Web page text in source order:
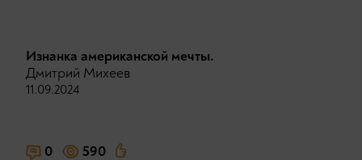
Изнанка американской мечты.
Дмитрий Михеев
11.09.2024
0 590